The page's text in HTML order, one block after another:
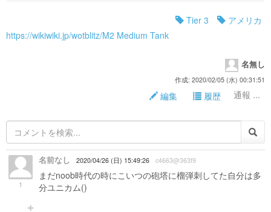
Tier 3
アメリカ
https://wikiwiki.jp/wotblitz/M2 Medium Tank
名無し
作成: 2020/02/05 (水) 00:31:51
編集 履歴 通報 ...
1
名前なし 2020/04/26 (日) 15:49:26 c4663@363f9
まだnoob時代の時にこいつの砲塔に榴弾刺してた自分は多
分ユニカム()